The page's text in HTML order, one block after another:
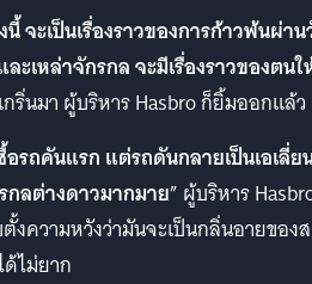
จะเป็นเรื่องราวของการก้าวพ้นผ่า
ะเหล่าจักรกล จะมีเรื่องราวของตนใ
กริ่นมา ผู้บริหาร Hasbro ก็ยิ้มออกแล้ว
อรถคันแรก แต่รถดันกลายเป็นเอเลี่ย
ลต่างดาวมากมาย” ผู้บริหาร
งความหวังว่ามันจะเป็นกลิ่นอายของส
ไม่ยาก